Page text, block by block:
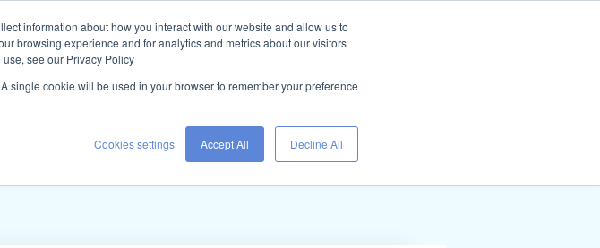
information about how you interact with our website and allow us to
browsing experience and for analytics and metrics about our visitors
see our Privacy Policy
single cookie will be used in your browser to remember your preference
Cookies settings Accept All Decline All